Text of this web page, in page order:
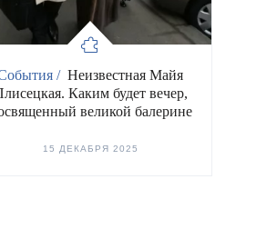
/ Неизвестная Майя
Каким будет вечер,
великой балерине
15 ДЕКАБРЯ 2025